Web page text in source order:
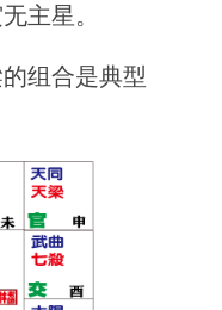
主星。
组合是典型